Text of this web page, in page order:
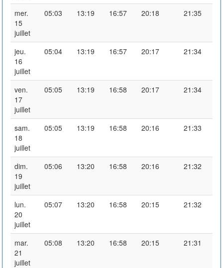
mer.
15
juillet
05:03 13:19 16:57 20:18 21:35
jeu.
16
juillet
05:04 13:19 16:57 20:17 21:34
ven.
17
juillet
05:05 13:19 16:58 20:17 21:34
sam.
18
juillet
05:05 13:19 16:58 20:16 21:33
dim.
19
juillet
05:06 13:20 16:58 20:16 21:32
lun.
20
juillet
05:07 13:20 16:58 20:15 21:32
mar.
21
juillet
05:08 13:20 16:58 20:15 21:31